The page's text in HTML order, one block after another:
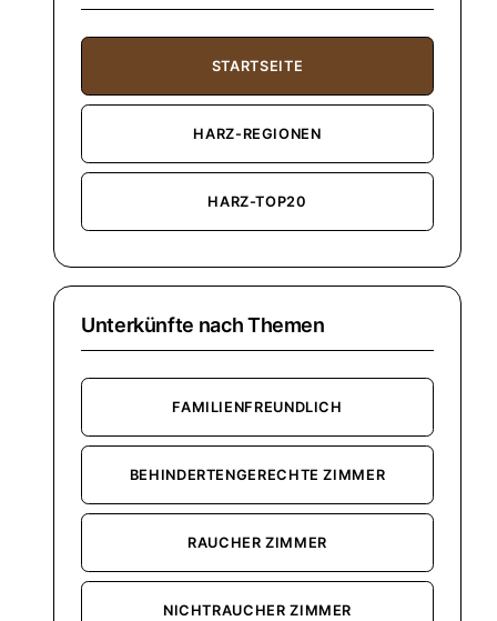
STARTSEITE
HARZ-REGIONEN
HARZ-TOP20
Unterkünfte nach Themen
FAMILIENFREUNDLICH
BEHINDERTENGERECHTE ZIMMER
RAUCHER ZIMMER
NICHTRAUCHER ZIMMER